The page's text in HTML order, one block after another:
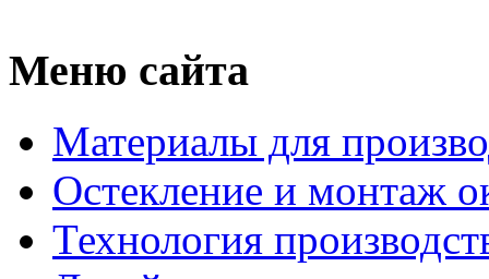
Меню сайта
Материалы для
Остекление и монтаж
Технология